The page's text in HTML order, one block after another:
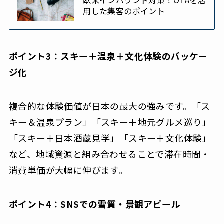
用した集客のポイント
ポイント3：スキー＋温泉＋文化体験のパッケー
ジ化
複合的な体験価値が日本の最大の強みです。「ス
キー＆温泉プラン」「スキー＋地元グルメ巡り」
「スキー＋日本酒蔵見学」「スキー＋文化体験」
など、地域資源と組み合わせることで滞在時間・
消費単価が大幅に伸びます。
ポイント4：SNSでの雪質・景観アピール